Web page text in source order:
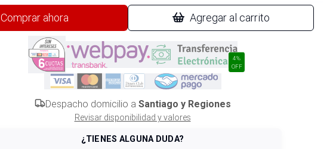
Comprar ahora Agregar al carrito
4%
OFF
Despacho domicilio a Santiago y Regiones
Revisar disponibilidad y valores
¿TIENES ALGUNA DUDA?